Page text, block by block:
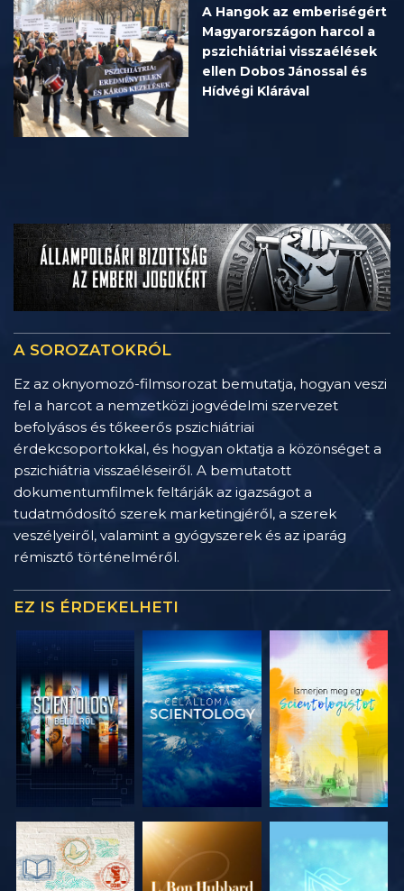
A Hangok az emberiségért
Magyarországon harcol a
pszichiátriai visszaélések
ellen Dobos Jánossal és
Hídvégi Klárával
A SOROZATOKRÓL
Ez az oknyomozó-filmsorozat bemutatja, hogyan veszi
fel a harcot a nemzetközi jogvédelmi szervezet
befolyásos és tőkeerős pszichiátriai
érdekcsoportokkal, és hogyan oktatja a közönséget a
pszichiátria visszaéléseiről. A bemutatott
dokumentumfilmek feltárják az igazságot a
tudatmódosító szerek marketingjéről, a szerek
veszélyeiről, valamint a gyógyszerek és az iparág
rémisztő történelméről.
EZ IS ÉRDEKELHETI
A SOROZAT
A SOROZAT
A SOROZAT